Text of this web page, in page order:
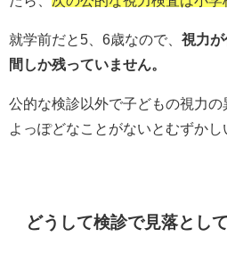
就学前だと5、6歳なので、 視力が
間しか残っていません。
公的な検診以外で子どもの視力の
よっぽどなことがないとむずかし
どうして検診で見落とし